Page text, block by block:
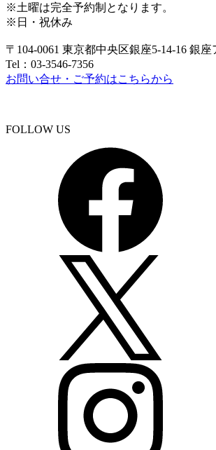
※土曜は完全予約制となります。
※日・祝休み
〒104-0061 東京都中央区銀座5-14-16 銀
Tel：03-3546-7356
お問い合せ・ご予約はこちらから
FOLLOW US